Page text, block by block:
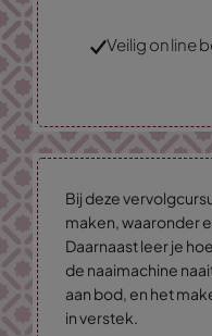
Veilig online
Bij deze
maken, waaronder
Daarnaast leer je
de naaimachine
aan bod, en het
in verstek.